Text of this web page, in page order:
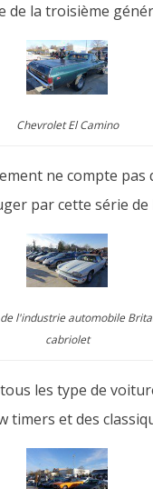
de la troisième
Chevrolet El Camino
ne compte pas
par cette série de
l'industrie automobile
cabriolet
les type de
timers et des